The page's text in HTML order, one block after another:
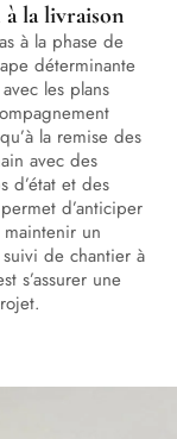
la livraison
à la phase de
déterminante
les plans
la remise des
avec des
d’état et des
d’anticiper
un
de chantier à
s’assurer une